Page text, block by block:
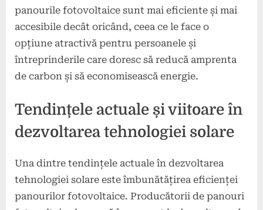
panourile fotovoltaice sunt mai eficiente și mai
accesibile decât oricând, ceea ce le face o
opțiune atractivă pentru persoanele și
întreprinderile care doresc să reducă amprenta
de carbon și să economisească energie.
Tendințele actuale și viitoare în
dezvoltarea tehnologiei solare
Una dintre tendințele actuale în dezvoltarea
tehnologiei solare este îmbunătățirea eficienței
panourilor fotovoltaice. Producătorii de panouri